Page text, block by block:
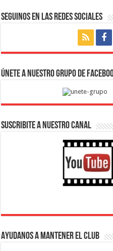
Seguinos en las Redes Sociales
Únete a nuestro Grupo de
SUSCRIBITE A NUESTRO CANAL
Ayudanos a mantener el club